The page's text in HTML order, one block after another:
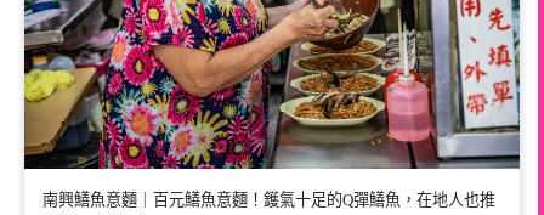
南興鱔魚意麵｜百元鱔魚意麵！鑊氣十足的Q彈鱔魚，在地人也推